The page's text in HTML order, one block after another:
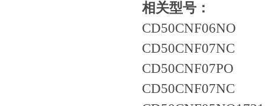
相关型号：
CD50CNF06NO
CD50CNF07NC
CD50CNF07PO
CD50CNF07NC